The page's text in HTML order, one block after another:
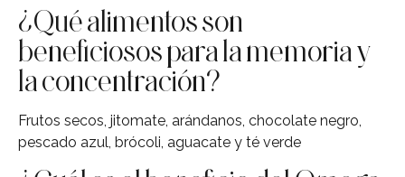
¿Qué alimentos son
beneficiosos para la memoria y
la concentración?
Frutos secos, jitomate, arándanos, chocolate negro,
pescado azul, brócoli, aguacate y té verde